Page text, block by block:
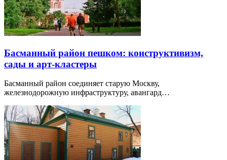
Басманный район пешком: конструктивизм,
сады и арт-кластеры
Басманный район соединяет старую Москву,
железнодорожную инфраструктуру, авангард…